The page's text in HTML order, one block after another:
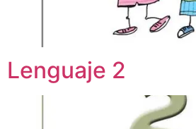
Lenguaje 2